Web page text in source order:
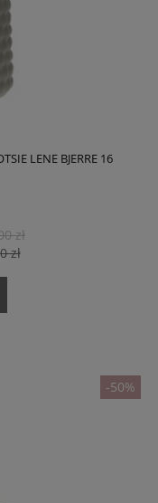
LENE BJERRE 16
zł
zł
-50%